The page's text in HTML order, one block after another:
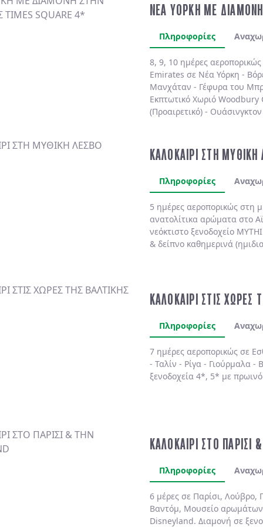
ΝΕΑ ΥΟΡΚΗ ΜΕ ΔΙΑΜΟΝΗ
Πληροφορίες
8, 9, 10 ημέρες
Emirates σε Νέα Υόρκη -
Μανχάταν - Γέφυρα του
Εκπτωτικό Χωριό
(Προαιρετικό)- Ουάσινγκτον
BY HILTON NEW YORK
SHELBURNE SONESTA 4*
ΚΑΛΟΚΑΙΡΙ ΣΤΗ
Πληροφορίες
5 ημέρες αεροπορικώς στη
ανατολίτικα αρώματα στο
νεόκτιστο ξενοδοχείο
& δείπνοκαθημερινά
ΚΑΛΟΚΑΙΡΙ ΣΤΙΣ ΧΩΡΕΣ
Πληροφορίες
7 ημέρες αεροπορικώς σε
- Ταλίν - Ρίγα - Γιούρμαλα -
ξενοδοχεία 4*, 5* με
ΚΑΛΟΚΑΙΡΙ ΣΤΟ ΠΑΡΙΣΙ
Πληροφορίες
6 μέρες σε Παρίσι, Λούβρο,
Βαντόμ, Μουσείο
Disneyland. Διαμονή σε